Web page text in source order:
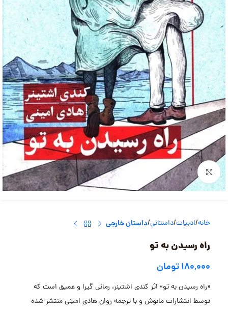
بزرگنمایی تصویر
خانه ادبیات داستانی داستان خارجی
راه رسیدن به تو
۱۸۰,۰۰۰تومان
«راه رسیدن به تو» اثر کندی اشتینر، رمانی گیرا و عمیق است که
توسط انتشارات مانوش و با ترجمه روان هادی امینی منتشر شده